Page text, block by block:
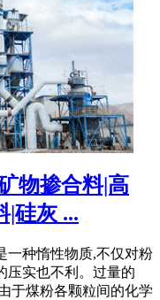
物掺合料|高
|硅灰 ...
一种惰性物质,不仅对粉
压实也不利。过量的
于煤粉各颗粒间的化学